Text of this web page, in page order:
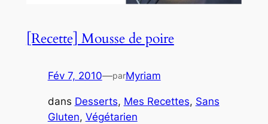
[Recette] Mousse de poire
Fév 7, 2010—parMyriam
dans Desserts, Mes Recettes, Sans
Gluten, Végétarien